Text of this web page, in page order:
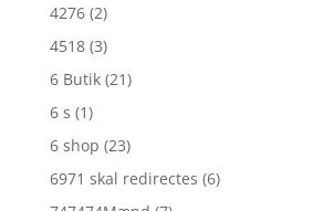
4276 (2)
4518 (3)
6 Butik (21)
6 s (1)
6 shop (23)
6971 skal redirectes (6)